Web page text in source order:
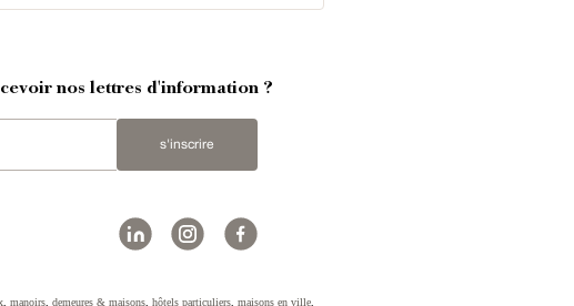
nos lettres d'information ?
s'inscrire
manoirs demeures & maisons hôtels particuliers maisons en ville